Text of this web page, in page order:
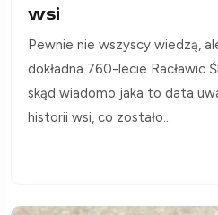
wsi
Pewnie nie wszyscy wiedzą,
dokładna 760-lecie Racławic
skąd wiadomo jaka to data
historii wsi, co zostało...